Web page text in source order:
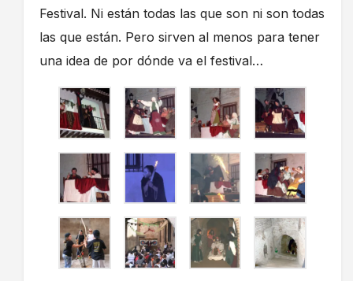
Festival. Ni están todas las que son ni son todas
las que están. Pero sirven al menos para tener
una idea de por dónde va el festival…